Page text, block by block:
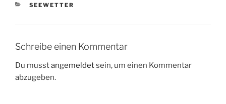
KATEGORIEN
SEEWETTER
Schreibe einen Kommentar
Du musstangemeldetsein, um einen Kommentar
abzugeben.